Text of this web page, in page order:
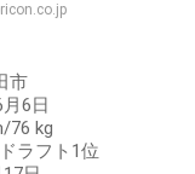
市
6日
76 kg
ラフト1位